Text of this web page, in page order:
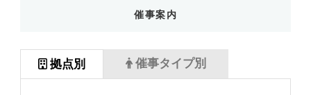
催事案内
拠点別 催事タイプ別